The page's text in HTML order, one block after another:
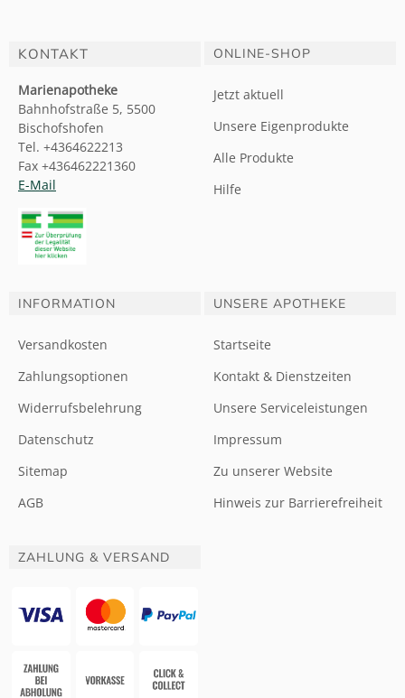
KONTAKT
Marienapotheke
Bahnhofstraße 5, 5500
Bischofshofen
Tel. +4364622213
Fax +436462221360
E-Mail
ONLINE-SHOP
Jetzt aktuell
Unsere Eigenprodukte
Alle Produkte
Hilfe
INFORMATION
Versandkosten
Zahlungsoptionen
Widerrufsbelehrung
Datenschutz
Sitemap
AGB
UNSERE APOTHEKE
Startseite
Kontakt & Dienstzeiten
Unsere Serviceleistungen
Impressum
Zu unserer Website
Hinweis zur Barrierefreiheit
ZAHLUNG & VERSAND